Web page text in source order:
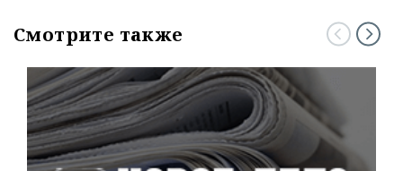
Смотрите также